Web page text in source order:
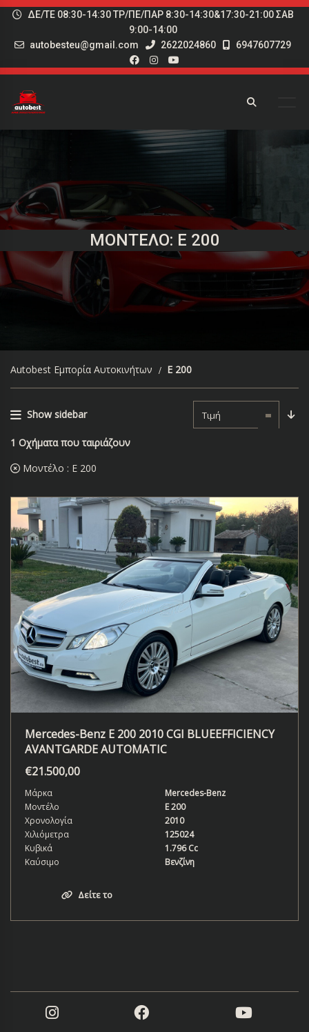
ΔΕ/ΤΕ 08:30-14:30 ΤΡ/ΠΕ/ΠΑΡ 8:30-14:30&17:30-21:00 ΣΑΒ
9:00-14:00
autobesteu@gmail.com
2622024860 6947607729
ΜΟΝΤΈΛΟ: E 200
Autobest Εμπορία Αυτοκινήτων E 200
Show sidebar Τιμή
1 Οχήματα που ταιριάζουν
Μοντέλο : E 200
Mercedes-Benz E 200 2010 CGI BLUEEFFICIENCY
AVANTGARDE AUTOMATIC
€21.500,00
Μάρκα
Mercedes-Benz
Μοντέλο
E 200
Χρονολογία
2010
Χιλιόμετρα
125024
Κυβικά
1.796 Cc
Καύσιμο
Βενζίνη
Δείτε το